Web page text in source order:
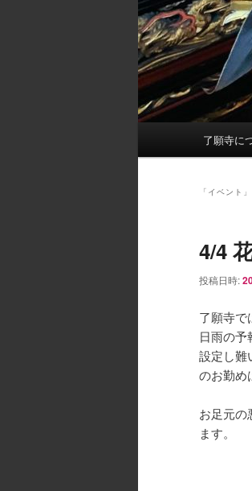
了願寺に
「 イベント
4/4
投稿日時:
了願寺で
日雨の
設定し難
のお勤め
お足元の
ます。